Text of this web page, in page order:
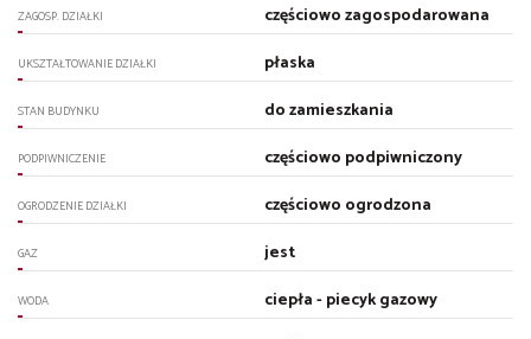
ZAGOSP. DZIAŁKI częściowo zagospodarowana
UKSZTAŁTOWANIE DZIAŁKI płaska
STAN BUDYNKU do zamieszkania
PODPIWNICZENIE częściowo podpiwniczony
OGRODZENIE DZIAŁKI częściowo ogrodzona
GAZ jest
WODA ciepła - piecyk gazowy